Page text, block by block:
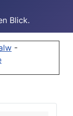
Blick.
-